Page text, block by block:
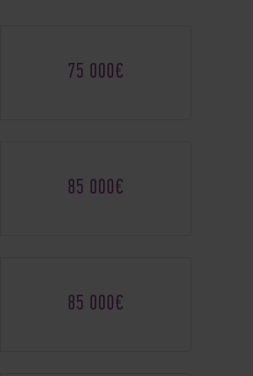
75 000€
85 000€
85 000€